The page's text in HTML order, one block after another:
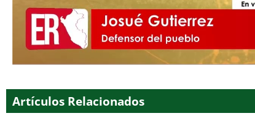
Artículos Relacionados